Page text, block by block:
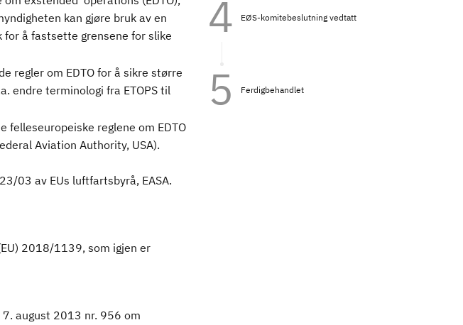
kan gjøre bruk av en
å fastsette grensene for slike
regler om EDTO for å sikre større
endre terminologi fra ETOPS til
felleseuropeiske reglene om EDTO
Aviation Authority, USA).
03 av EUs luftfartsbyrå, EASA.
2018/1139, som igjen er
august 2013 nr. 956 om
EØS-komitebeslutning vedtatt
Ferdigbehandlet